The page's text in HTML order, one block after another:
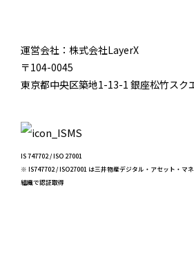
運営会社：株式会社LayerX
〒104-0045
東京都中央区築地1-13-1 銀座松竹スク
IS 747702 / ISO 27001
※ IS747702 / ISO27001 は三井物産デジタル・アセット・マ
組織で認証取得